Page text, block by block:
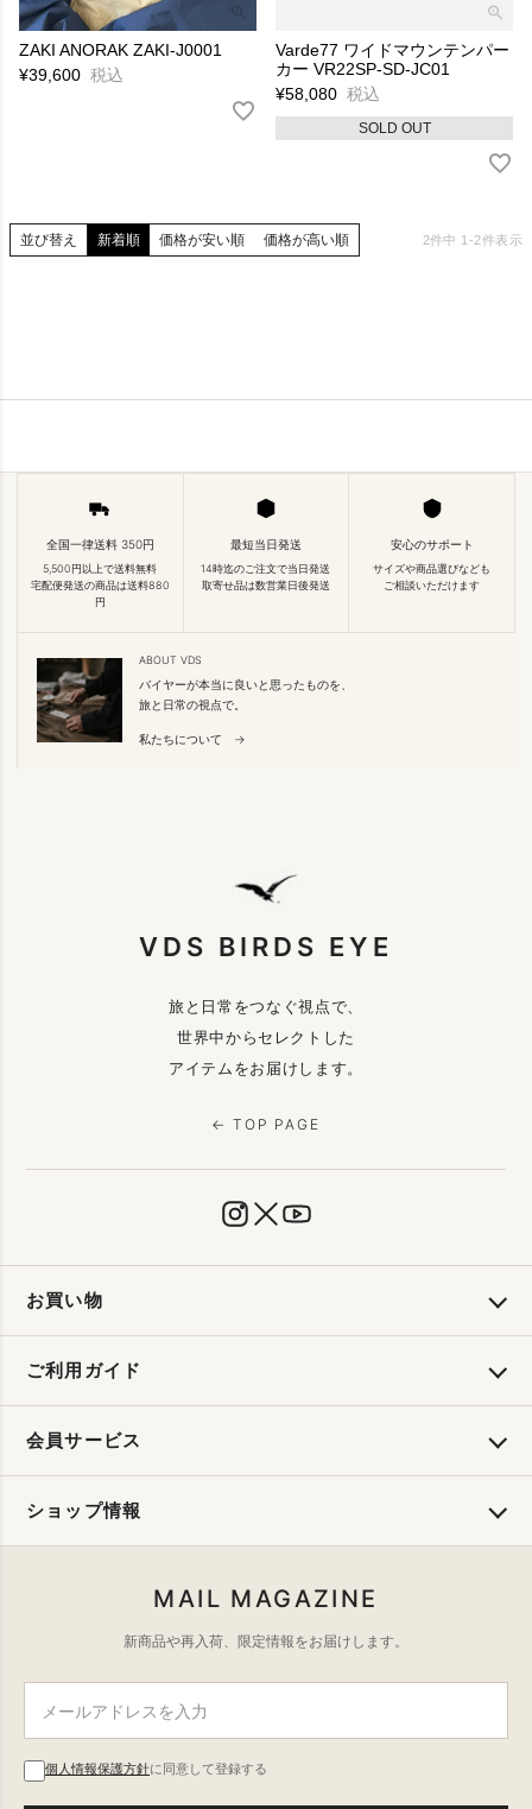
ZAKI ANORAK ZAKI-J0001
¥39,600 税込
Varde77 ワイドマウンテンパー
カー VR22SP-SD-JC01
¥58,080 税込
SOLD OUT
並び替え 新着順 価格が安い順 価格が高い順 2件中 1 -2件表示
全国一律送料 350円
5,500円以上で送料無料
宅配便発送の商品は送料880
円
最短当日発送
14時迄のご注文で当日発送
取寄せ品は数営業日後発送
安心のサポート
サイズや商品選びなども
ご相談いただけます
ABOUT VDS
バイヤーが本当に良いと思ったものを、
旅と日常の視点で。
私たちについて →
VDS BIRDS EYE
旅と日常をつなぐ視点で、
世界中からセレクトした
アイテムをお届けします。
← TOP PAGE
お買い物
ご利用ガイド
会員サービス
ショップ情報
MAIL MAGAZINE
新商品や再入荷、限定情報をお届けします。
個人情報保護方針に同意して登録する